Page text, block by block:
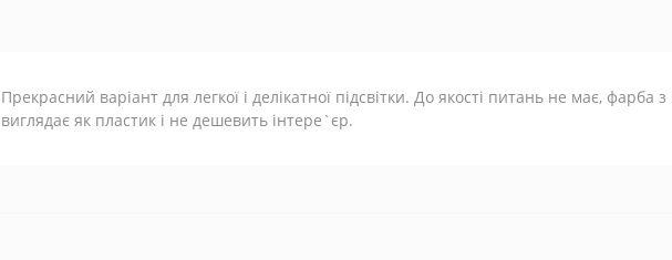
Прекрасний варіант для легкої і делікатної підсвітки. До якості питань не має,
виглядає як пластик і не дешевить інтере`єр.